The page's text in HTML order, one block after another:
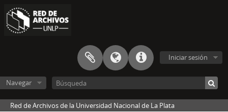
Iniciar sesión
Navegar
Red de Archivos de la Universidad Nacional de La Plata